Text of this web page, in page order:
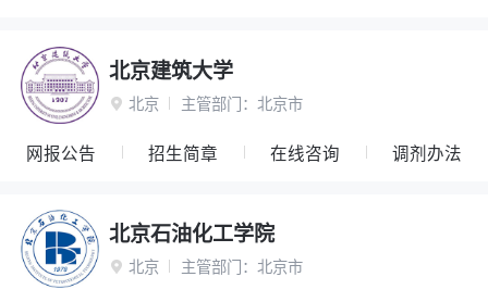
北京建筑大学
 北京 主管部门： 北京市
网报公告 招生简章 在线咨询 调剂办法
北京石油化工学院
 北京 主管部门： 北京市